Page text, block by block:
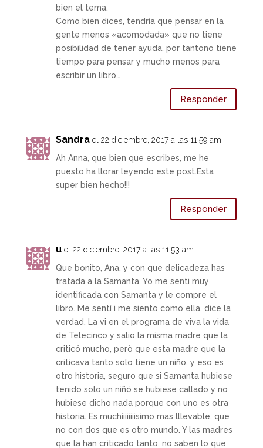
bien el tema.
Como bien dices, tendría que pensar en la
gente menos «acomodada» que no tiene
posibilidad de tener ayuda, por tantono tiene
tiempo para pensar y mucho menos para
escribir un libro…
Responder
Sandra el 22 diciembre, 2017 a las 11:59 am
Ah Anna, que bien que escribes, me he
puesto ha llorar leyendo este post.Esta
super bien hecho!!!
Responder
u el 22 diciembre, 2017 a las 11:53 am
Que bonito, Ana, y con que delicadeza has
tratada a la Samanta. Yo me senti muy
identificada con Samanta y le compre el
libro. Me sentí i me siento como ella, dice la
verdad, La vi en el programa de viva la vida
de Telecinco y salio la misma madre que la
criticó mucho, però que esta madre que la
criticava tanto solo tiene un niño, y eso es
otro historia, seguro que si Samanta hubiese
tenido solo un niñó se hubiese callado y no
hubiese dicho nada porque con uno es otra
historia. Es muchíiiiiiiisimo mas lllevable, que
no con dos que es otro mundo. Y las madres
que la han criticado tanto, no saben lo que